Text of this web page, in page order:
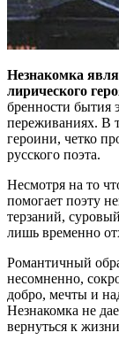
Незнакомка
лирического
бренности бытия
переживаниях. В
героини, четко
русского поэта.
Несмотря на то
помогает поэту
терзаний,
лишь временно
Романтичный
несомненно,
добро, мечты и
Незнакомка не
вернуться к